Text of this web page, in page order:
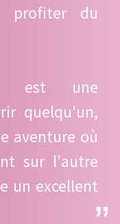
profiter du
est une
quelqu'un,
aventure où
sur l'autre
un excellent